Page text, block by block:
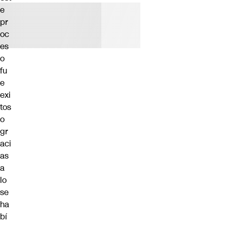
e
pr
oc
es
o
fu
e
exi
tos
o
gr
aci
as
a
lo
se
ha
bí